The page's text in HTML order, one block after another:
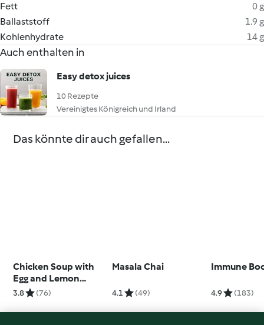
Fett
0 g
Ballaststoff
1.9 g
Kohlenhydrate
14 g
Auch enthalten in
Easy detox juices
10 Rezepte
Vereinigtes Königreich und Irland
Das könnte dir auch gefallen...
Chicken Soup with
Egg and Lemon
(Avgolemono)
3.8 (76)
Masala Chai
4.1 (49)
Immune
4.9 (183)